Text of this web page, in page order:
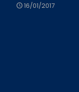
16/01/2017